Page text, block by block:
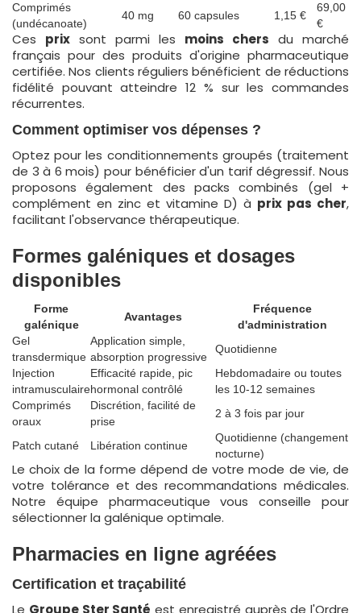
Comprimés
(undécanoate)
40 mg 60 capsules 1,15 €
69,00
€
Ces prix sont parmi les moins chers du marché
français pour des produits d'origine pharmaceutique
certifiée. Nos clients réguliers bénéficient de réductions
fidélité pouvant atteindre 12 % sur les commandes
récurrentes.
Comment optimiser vos dépenses ?
Optez pour les conditionnements groupés (traitement
de 3 à 6 mois) pour bénéficier d'un tarif dégressif. Nous
proposons également des packs combinés (gel +
complément en zinc et vitamine D) à prix pas cher,
facilitant l'observance thérapeutique.
Formes galéniques et dosages
disponibles
Forme
galénique
Avantages
Fréquence
d'administration
Gel
transdermique
Application simple,
absorption progressive
Quotidienne
Injection
intramusculaire
Efficacité rapide, pic
hormonal contrôlé
Hebdomadaire ou toutes
les 10-12 semaines
Comprimés
oraux
Discrétion, facilité de
prise
2 à 3 fois par jour
Patch cutané Libération continue
Quotidienne (changement
nocturne)
Le choix de la forme dépend de votre mode de vie, de
votre tolérance et des recommandations médicales.
Notre équipe pharmaceutique vous conseille pour
sélectionner la galénique optimale.
Pharmacies en ligne agréées
Certification et traçabilité
Le Groupe Ster Santé est enregistré auprès de l'Ordre